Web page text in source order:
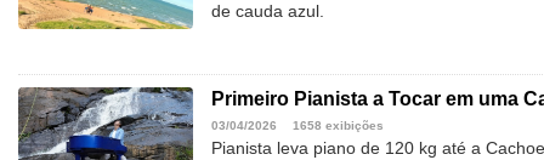
de cauda azul.
Primeiro Pianista a Tocar em uma
03/04/2026 1658 exibições
Pianista leva piano de 120 kg até a